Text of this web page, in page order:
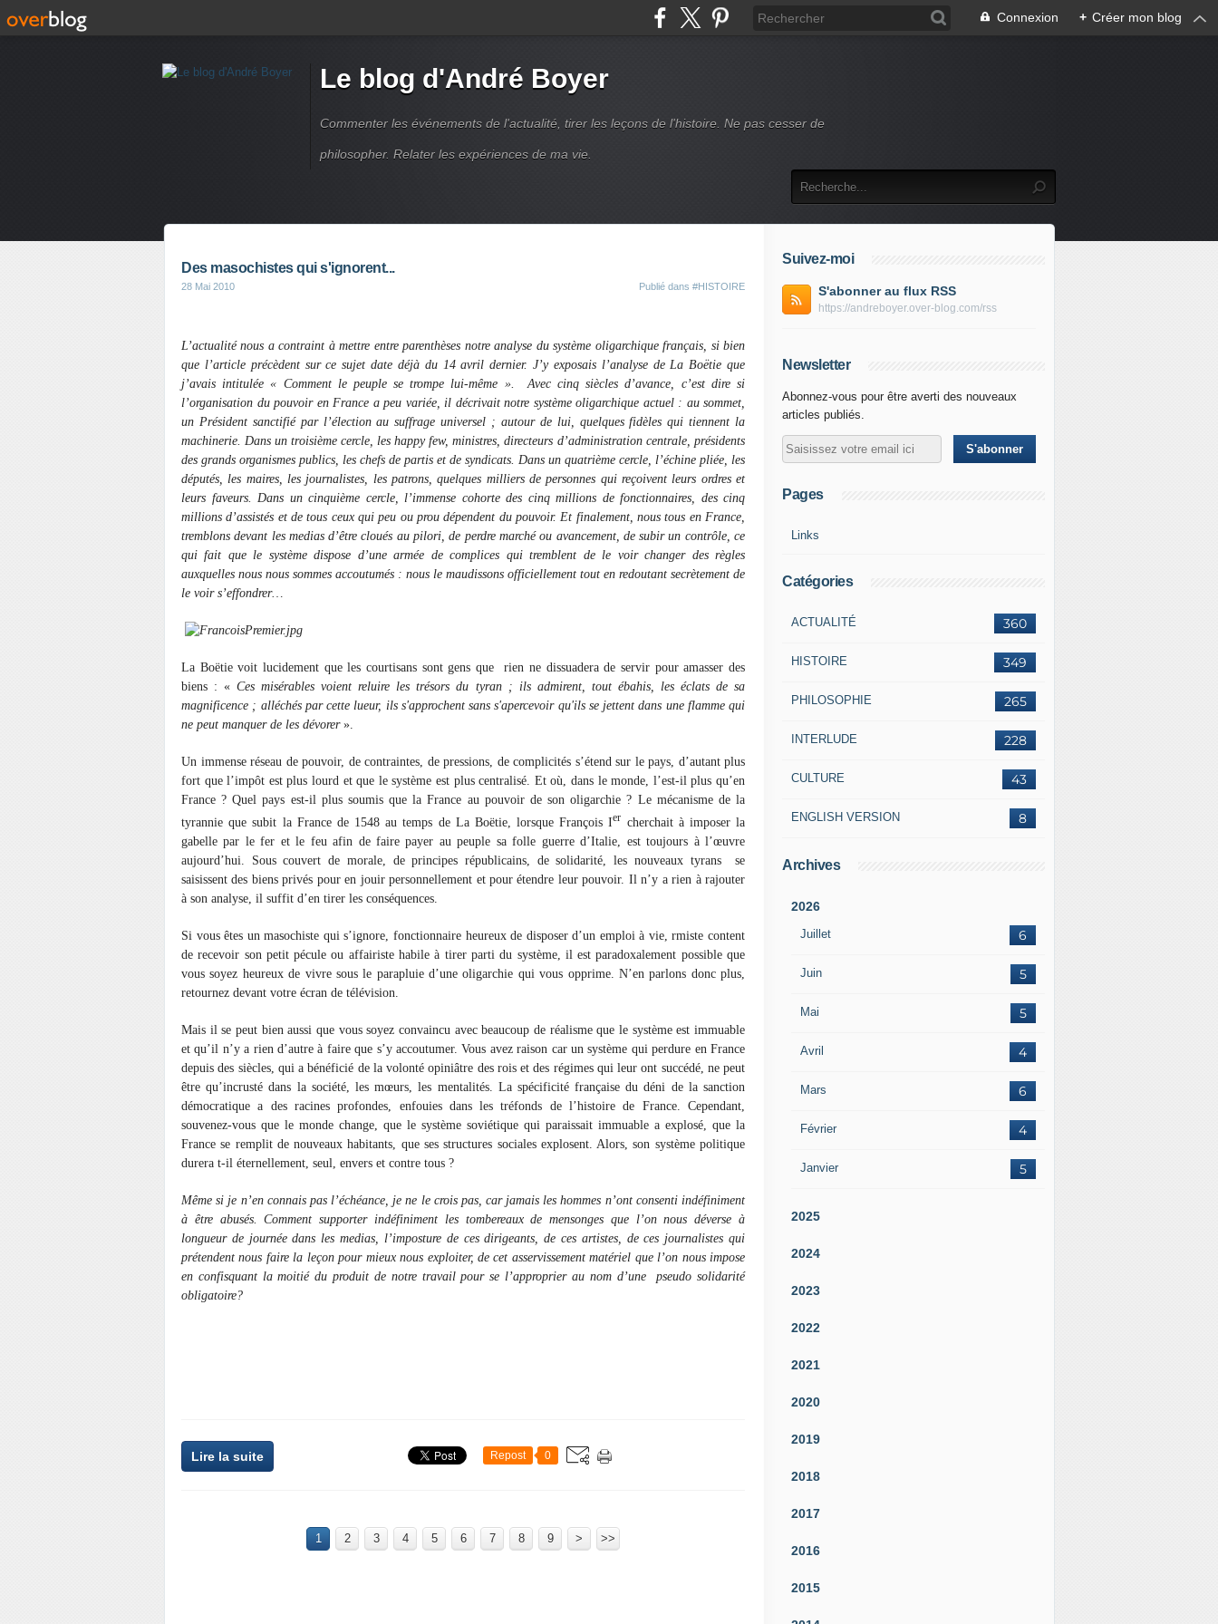
Connexion + Créer mon blog
Le blog d'André Boyer
Commenter les événements de l'actualité, tirer les leçons de l'histoire. Ne pas cesser de
philosopher. Relater les expériences de ma vie.
Des masochistes qui s'ignorent...
28 Mai 2010 Publié dans #HISTOIRE
L’actualité nous a contraint à mettre entre parenthèses notre analyse du système oligarchique français, si bien
que l’article précèdent sur ce sujet date déjà du 14 avril dernier. J’y exposais l’analyse de La Boëtie que
j’avais intitulée « Comment le peuple se trompe lui-même ».
Avec cinq siècles d’avance, c’est dire si
l’organisation du pouvoir en France a peu variée, il décrivait notre système oligarchique actuel : au sommet,
un Président sanctifié par l’élection au suffrage universel ; autour de lui, quelques fidèles qui tiennent la
machinerie. Dans un troisième cercle, les happy few, ministres, directeurs d’administration centrale, présidents
des grands organismes publics, les chefs de partis et de syndicats. Dans un quatrième cercle, l’échine pliée, les
députés, les maires, les journalistes, les patrons, quelques milliers de personnes qui reçoivent leurs ordres et
leurs faveurs. Dans un cinquième cercle, l’immense cohorte des cinq millions de fonctionnaires, des cinq
millions d’assistés et de tous ceux qui peu ou prou dépendent du pouvoir. Et finalement, nous tous en France,
tremblons devant les medias d’être cloués au pilori, de perdre marché ou avancement, de subir un contrôle, ce
qui fait que le système dispose d’une armée de complices qui tremblent de le voir changer des règles
auxquelles nous nous sommes accoutumés : nous le maudissons officiellement tout en redoutant secrètement de
le voir s’effondrer…
La Boëtie voit lucidement que les courtisans sont gens que
rien ne dissuadera de servir pour amasser des
biens : «Ces misérables voient reluire les trésors du tyran ; ils admirent, tout ébahis, les éclats de sa
magnificence ; alléchés par cette lueur, ils s'approchent sans s'apercevoir qu'ils se jettent dans une flamme qui
ne peut manquer de les dévorer ».
Un immense réseau de pouvoir, de contraintes, de pressions, de complicités s’étend sur le pays, d’autant plus
fort que l’impôt est plus lourd et que le système est plus centralisé. Et où, dans le monde, l’est-il plus qu’en
France ? Quel pays est-il plus soumis que la France au pouvoir de son oligarchie ? Le mécanisme de la
tyrannie que subit la France de 1548 au temps de La Boëtie, lorsque François Ier cherchait à imposer la
gabelle par le fer et le feu afin de faire payer au peuple sa folle guerre d’Italie, est toujours à l’œuvre
aujourd’hui. Sous couvert de morale, de principes républicains, de solidarité, les nouveaux tyrans
se
saisissent des biens privés pour en jouir personnellement et pour étendre leur pouvoir. Il n’y a rien à rajouter
à son analyse, il suffit d’en tirer les conséquences.
Si vous êtes un masochiste qui s’ignore, fonctionnaire heureux de disposer d’un emploi à vie, rmiste content
de recevoir son petit pécule ou affairiste habile à tirer parti du système, il est paradoxalement possible que
vous soyez heureux de vivre sous le parapluie d’une oligarchie qui vous opprime. N’en parlons donc plus,
retournez devant votre écran de télévision.
Mais il se peut bien aussi que vous soyez convaincu avec beaucoup de réalisme que le système est immuable
et qu’il n’y a rien d’autre à faire que s’y accoutumer. Vous avez raison car un système qui perdure en France
depuis des siècles, qui a bénéficié de la volonté opiniâtre des rois et des régimes qui leur ont succédé, ne peut
être qu’incrusté dans la société, les mœurs, les mentalités. La spécificité française du déni de la sanction
démocratique a des racines profondes, enfouies dans les tréfonds de l’histoire de France. Cependant,
souvenez-vous que le monde change, que le système soviétique qui paraissait immuable a explosé, que la
France se remplit de nouveaux habitants, que ses structures sociales explosent. Alors, son système politique
durera t-il éternellement, seul, envers et contre tous ?
Même si je n’en connais pas l’échéance, je ne le crois pas, car jamais les hommes n’ont consenti indéfiniment
à être abusés. Comment supporter indéfiniment les tombereaux de mensonges que l’on nous déverse à
longueur de journée dans les medias, l’imposture de ces dirigeants, de ces artistes, de ces journalistes qui
prétendent nous faire la leçon pour mieux nous exploiter, de cet asservissement matériel que l’on nous impose
en confisquant la moitié du produit de notre travail pour se l’approprier au nom d’une
pseudo solidarité
obligatoire?
Lire la suite Repost 0
1 2 3 4 5 6 7 8 9 > >>
Suivez-moi
S'abonner au flux RSS
https://andreboyer.over-blog.com/rss
Newsletter
Abonnez-vous pour être averti des nouveaux
articles publiés.
Pages
Links
Catégories
360
ACTUALITÉ
349
HISTOIRE
265
PHILOSOPHIE
228
INTERLUDE
43
CULTURE
8
ENGLISH VERSION
Archives
2026
Juillet 6
Juin 5
Mai 5
Avril 4
Mars 6
Février 4
Janvier 5
2025
2024
2023
2022
2021
2020
2019
2018
2017
2016
2015